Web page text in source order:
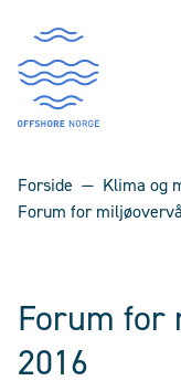
Forside Klima og
Forum for
Forum for
2016